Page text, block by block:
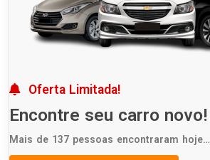
Oferta Limitada!
Encontre seu carro novo!
Mais de 137 pessoas encontraram hoje…